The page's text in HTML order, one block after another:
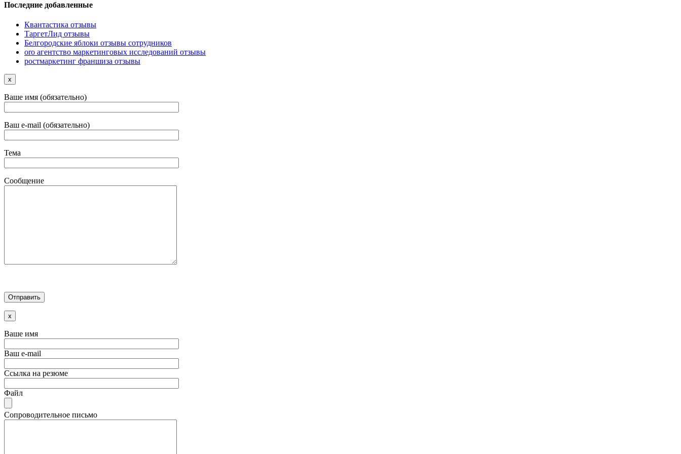
Последние добавленные
Квантастика отзывы
ТаргетЛид отзывы
Белгородские яблоки отзывы сотрудников
oro агентство маркетинговых исследований отзывы
ростмаркетинг франшиза отзывы
x
Ваше имя (обязательно)
Ваш e-mail (обязательно)
Тема
Сообщение
x
Ваше имя
Ваш e-mail
Ссылка на резюме
Файл
Сопроводительное письмо